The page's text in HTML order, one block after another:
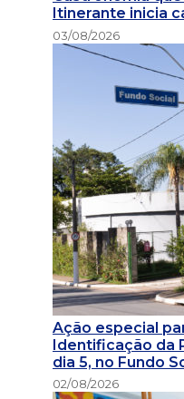
Itinerante inicia
03/08/2026
Ação especial
Identificação da
dia 5, no Fundo
02/08/2026